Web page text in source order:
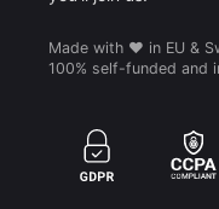
Made with ❤️ in EU &
100% self-funded and